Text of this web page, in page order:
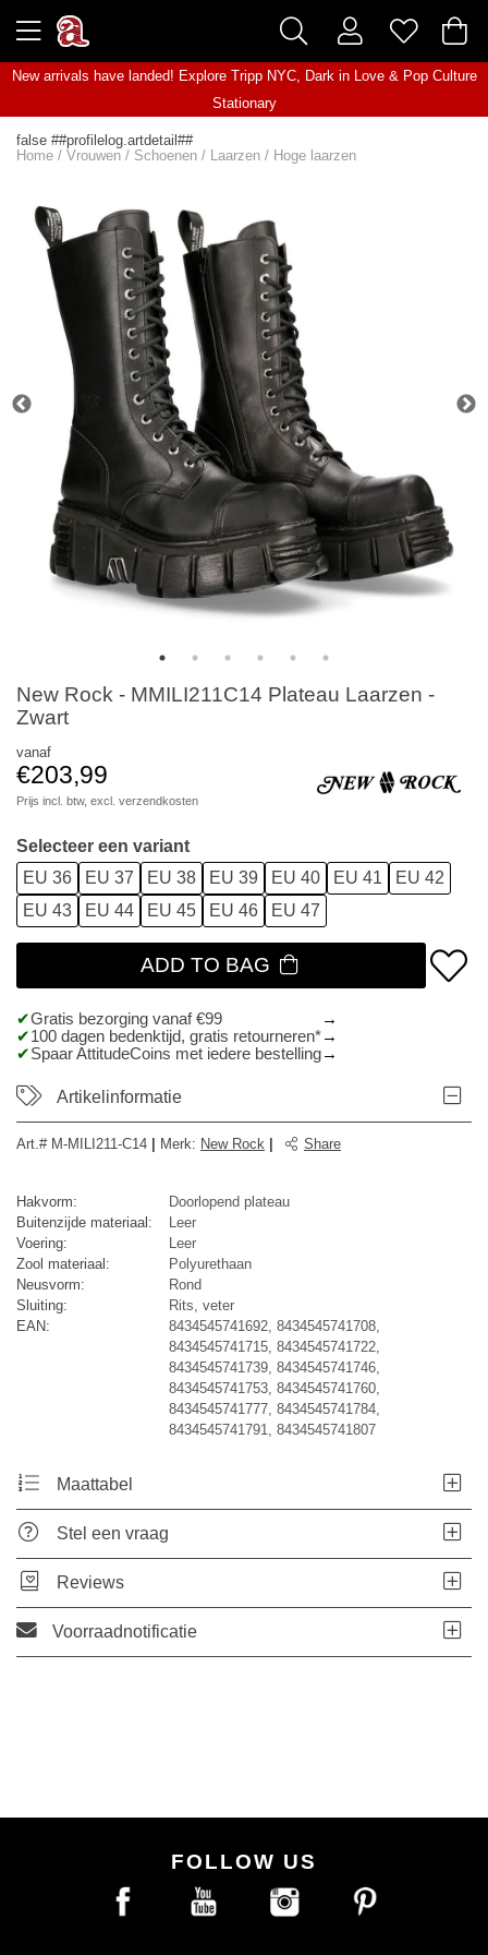
New arrivals have landed! Explore Tripp NYC, Dark in Love& Pop Culture
Stationary
false ##profilelog.artdetail##
Home / Vrouwen / Schoenen / Laarzen / Hoge laarzen
New Rock - MMILI211C14 Plateau Laarzen -
Zwart
vanaf
€203,99
Prijs incl. btw, excl. verzendkosten
Selecteer een variant
EU 36
EU 37 EU 38 EU 39 EU 40 EU 41
EU 42
EU 43
EU 44 EU 45 EU 46 EU 47
ADD TO BAG
Gratis bezorging vanaf €99
100 dagen bedenktijd, gratis retourneren*
Spaar AttitudeCoins met iedere bestelling
Artikelinformatie
Art.# M-MILI211-C14 Merk: New Rock Share
Hakvorm:
Doorlopend plateau
Buitenzijde materiaal:
Leer
Voering:
Leer
Zool materiaal:
Polyurethaan
Neusvorm:
Rond
Sluiting:
Rits, veter
EAN:
8434545741692, 8434545741708,
8434545741715, 8434545741722,
8434545741739, 8434545741746,
8434545741753, 8434545741760,
8434545741777, 8434545741784,
8434545741791, 8434545741807
Maattabel
Stel een vraag
Reviews
Voorraadnotificatie
FOLLOW US